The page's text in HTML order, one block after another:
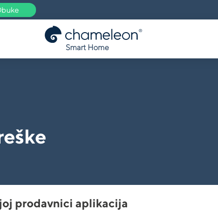
Smart Home
prodavnici aplikacija